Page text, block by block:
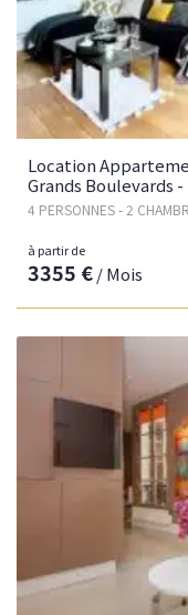
Location
Grands Boulevards -
4 PERSONNES - 2
à partir de
3355 €/ Mois